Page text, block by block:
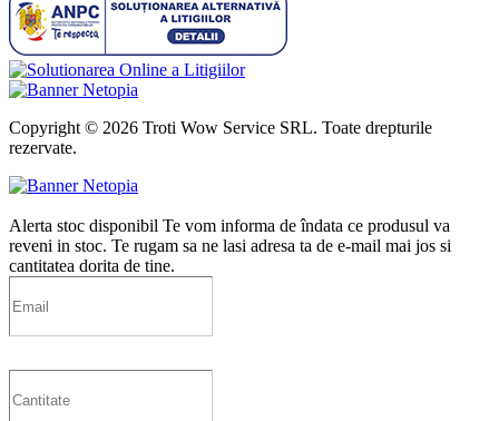
Copyright © 2026 Troti Wow Service SRL. Toate drepturile
rezervate.
Alerta stoc disponibil Te vom informa de îndata ce produsul va
reveni in stoc. Te rugam sa ne lasi adresa ta de e-mail mai jos si
cantitatea dorita de tine.